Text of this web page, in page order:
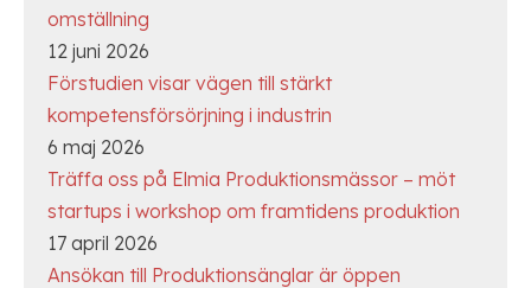
omställning
12 juni 2026
Förstudien visar vägen till stärkt
kompetensförsörjning i industrin
6 maj 2026
Träffa oss på Elmia Produktionsmässor – möt
startups i workshop om framtidens produktion
17 april 2026
Ansökan till Produktionsänglar är öppen